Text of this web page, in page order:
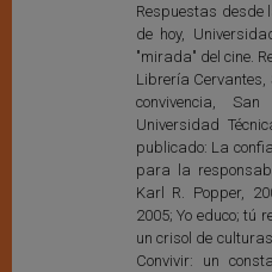
Respuestas desde
de hoy,
"mirada" del cine.
Librería
convivencia,
Universidad
publicado: La
para la
Karl R. Popper,
2005; Yo educo; tú
un crisol de
Convivir: un